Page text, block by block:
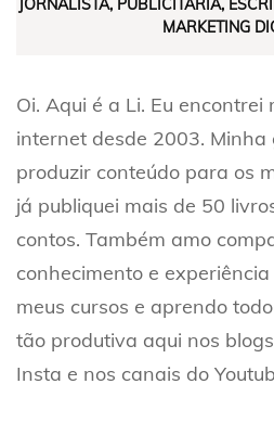
JORNALISTA, PUBLICITÁRIA,
MARKETING
Oi. Aqui é a Li. Eu encontrei
internet desde 2003.
produzir conteúdo para os
já publiquei mais de 50
contos. Também amo
conhecimento e
meus cursos e aprendo
tão produtiva aqui nos
Insta e nos canais do